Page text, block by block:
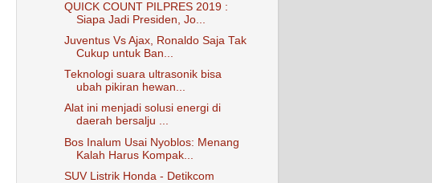
QUICK COUNT PILPRES 2019 :
Siapa Jadi Presiden, Jo...
Juventus Vs Ajax, Ronaldo Saja Tak
Cukup untuk Ban...
Teknologi suara ultrasonik bisa
ubah pikiran hewan...
Alat ini menjadi solusi energi di
daerah bersalju ...
Bos Inalum Usai Nyoblos: Menang
Kalah Harus Kompak...
SUV Listrik Honda - Detikcom